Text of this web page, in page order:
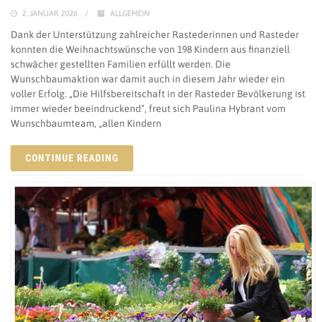
2. JANUAR 2026 ALLGEMEIN
Dank der Unterstützung zahlreicher Rastederinnen und Rasteder
konnten die Weihnachtswünsche von 198 Kindern aus finanziell
schwächer gestellten Familien erfüllt werden. Die
Wunschbaumaktion war damit auch in diesem Jahr wieder ein
voller Erfolg. „Die Hilfsbereitschaft in der Rasteder Bevölkerung ist
immer wieder beeindruckend“, freut sich Paulina Hybrant vom
Wunschbaumteam, „allen Kindern
CONTINUE READING